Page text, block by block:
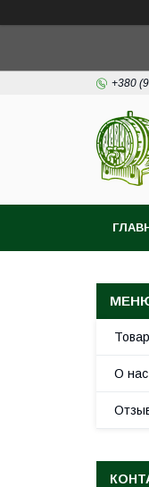
+380
О нас